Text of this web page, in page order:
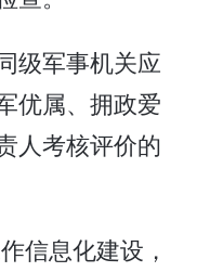
级军事机关应
优属、拥政爱
人考核评价的
信息化建设，